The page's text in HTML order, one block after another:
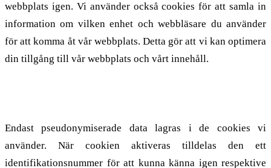
webbplats igen. Vi använder också cookies för att samla in
information om vilken enhet och webbläsare du använder
för att komma åt vår webbplats. Detta gör att vi kan optimera
din tillgång till vår webbplats och vårt innehåll.
Endast pseudonymiserade data lagras i de cookies vi
använder. När cookien aktiveras tilldelas den ett
identifikationsnummer för att kunna känna igen respektive